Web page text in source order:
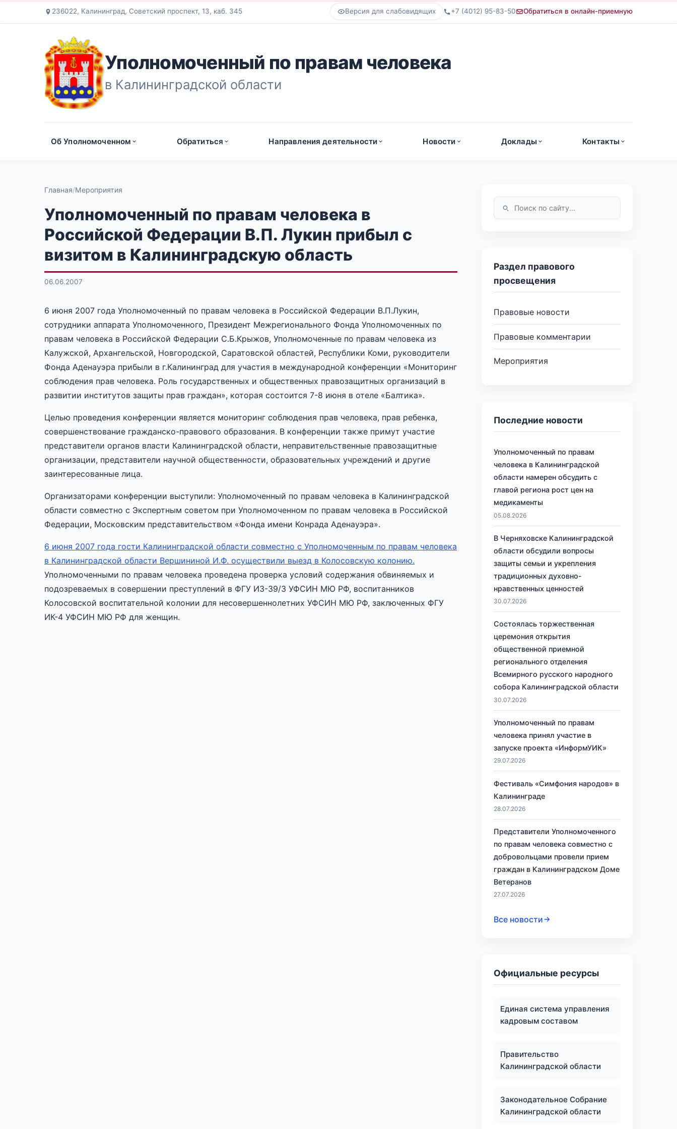
236022, Калининград, Советский проспект, 13, каб. 345 Версия для слабовидящих +7 (4012) 95-83-50 Обратиться в онлайн-приемную
Уполномоченный по правам человека
в Калининградской области
Об Уполномоченном Обратиться Направления деятельности Новости Доклады Контакты
Главная Мероприятия
Уполномоченный по правам человека в
Российской Федерации В.П. Лукин прибыл с
визитом в Калининградскую область
06.06.2007
6 июня 2007 года Уполномоченный по правам человека в Российской Федерации В.П.Лукин,
сотрудники аппарата Уполномоченного, Президент Межрегионального Фонда Уполномоченных по
правам человека в Российской Федерации С.Б.Крыжов, Уполномоченные по правам человека из
Калужской, Архангельской, Новгородской, Саратовской областей, Республики Коми, руководители
Фонда Аденауэра прибыли в г.Калининград для участия в международной конференции «Мониторинг
соблюдения прав человека. Роль государственных и общественных правозащитных организаций в
развитии институтов защиты прав граждан», которая состоится 7-8 июня в отеле «Балтика».
Целью проведения конференции является мониторинг соблюдения прав человека, прав ребенка,
совершенствование гражданско-правового образования. В конференции также примут участие
представители органов власти Калининградской области, неправительственные правозащитные
организации, представители научной общественности, образовательных учреждений и другие
заинтересованные лица.
Организаторами конференции выступили: Уполномоченный по правам человека в Калининградской
области совместно с Экспертным советом при Уполномоченном по правам человека в Российской
Федерации, Московским представительством «Фонда имени Конрада Аденауэра».
6 июня 2007 года гости Калининградской области совместно с Уполномоченным по правам человека
в Калининградской области Вершининой И.Ф. осуществили выезд в Колосовскую колонию.
Уполномоченными по правам человека проведена проверка условий содержания обвиняемых и
подозреваемых в совершении преступлений в ФГУ ИЗ-39/3 УФСИН МЮ РФ, воспитанников
Колосовской воспитательной колонии для несовершеннолетних УФСИН МЮ РФ, заключенных ФГУ
ИК-4 УФСИН МЮ РФ для женщин.
Раздел правового
просвещения
Правовые новости
Правовые комментарии
Мероприятия
Последние новости
Уполномоченный по правам
человека в Калининградской
области намерен обсудить с
главой региона рост цен на
медикаменты
05.08.2026
В Черняховске Калининградской
области обсудили вопросы
защиты семьи и укрепления
традиционных духовно-
нравственных ценностей
30.07.2026
Состоялась торжественная
церемония открытия
общественной приемной
регионального отделения
Всемирного русского народного
собора Калининградской области
30.07.2026
Уполномоченный по правам
человека принял участие в
запуске проекта «ИнформУИК»
29.07.2026
Фестиваль «Симфония народов» в
Калининграде
28.07.2026
Представители Уполномоченного
по правам человека совместно с
добровольцами провели прием
граждан в Калининградском Доме
Ветеранов
27.07.2026
Все новости
Официальные ресурсы
Единая система управления
кадровым составом
Правительство
Калининградской области
Законодательное Собрание
Калининградской области